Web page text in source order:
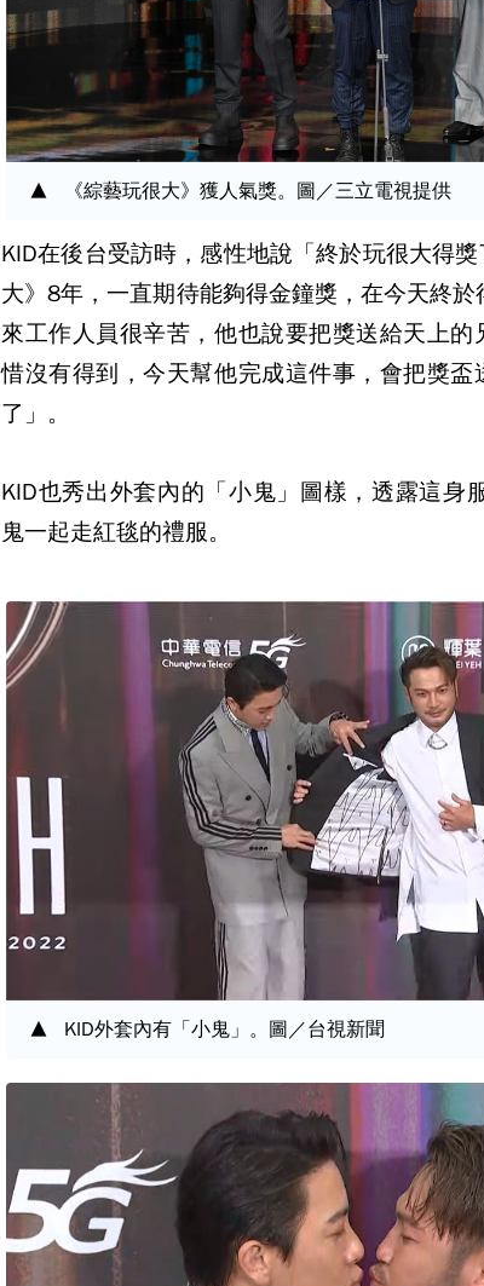
《綜藝玩很大》獲人氣獎。圖／三立電視提供
KID在後台受訪時，感性地說「終於玩很大得
大》8年，一直期待能夠得金鐘獎，在今天終
來工作人員很辛苦，他也說要把獎送給天上
惜沒有得到，今天幫他完成這件事，會把獎
了」。
KID也秀出外套內的「小鬼」圖樣，透露這身
鬼一起走紅毯的禮服。
KID外套內有「小鬼」。圖／台視新聞